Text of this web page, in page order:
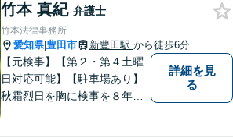
談ください。【駐車場あり】
竹本 真紀 弁護士
竹本法律事務所
愛知県|豊田市 新豊田駅 から徒歩6分
【元検事】【第２・第４土曜
日対応可能】【駐車場あり】
秋霜烈日を胸に検事を８年，
詳細を見
る